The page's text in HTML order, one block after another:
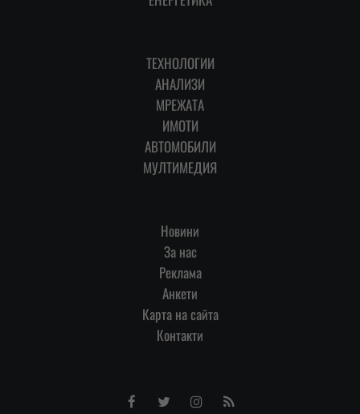
ТЕХНОЛОГИИ
АНАЛИЗИ
МРЕЖАТА
ИМОТИ
АВТОМОБИЛИ
МУЛТИМЕДИЯ
Новини
За нас
Реклама
Анкети
Карта на сайта
Контакти